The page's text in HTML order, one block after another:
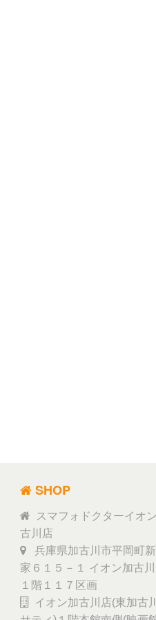
SHOP
スマフォドクターイオ
古川店
兵庫県加古川市平岡町
家６１５－１ イオン加古
１階１１７区画
イオン加古川店(東加古川